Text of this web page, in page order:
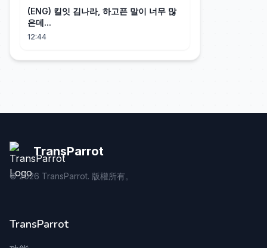
(ENG) 킬잇 김나라, 하고픈 말이 너무 많
은데...
12:44
TransParrot
©2026 TransParrot. 版權所有。
TransParrot